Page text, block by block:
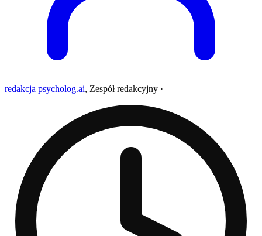
redakcja psycholog.ai, Zespół redakcyjny ·